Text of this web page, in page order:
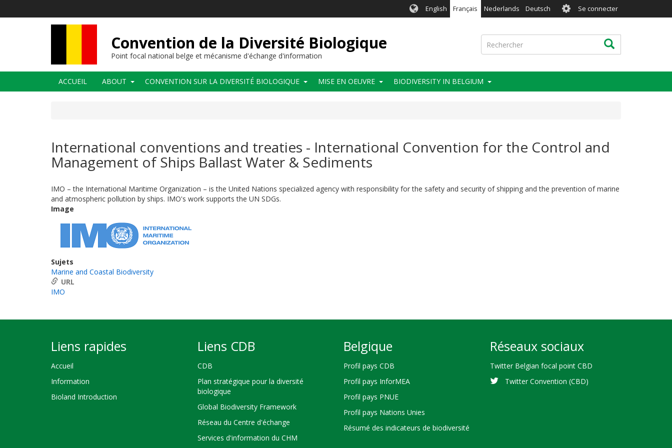
English Français Nederlands Deutsch User
account
menu
Se connecter
Convention de la Diversité Biologique
Point focal national belge et mécanisme d'échange d'information
Rechercher Rechercher
Navigation
principale
ACCUEIL ABOUT CONVENTION SUR LA DIVERSITÉ BIOLOGIQUE MISE EN OEUVRE BIODIVERSITY IN BELGIUM
International conventions and treaties - International Convention for the Control and
Management of Ships Ballast Water & Sediments
IMO – the International Maritime Organization – is the United Nations specialized agency with responsibility for the safety and security of shipping and the prevention of marine
and atmospheric pollution by ships. IMO's work supports the UN SDGs.​
Image
Sujets
Marine and Coastal Biodiversity
URL
IMO
Liens rapides
Accueil
Information
Bioland Introduction
Liens CDB
CDB
Plan stratégique pour la diversité
biologique
Global Biodiversity Framework
Réseau du Centre d'échange
Services d'information du CHM
Belgique
Profil pays CDB
Profil pays InforMEA
Profil pays PNUE
Profil pays Nations Unies
Résumé des indicateurs de biodiversité
Réseaux sociaux
Twitter Belgian focal point CBD
Twitter Convention (CBD)